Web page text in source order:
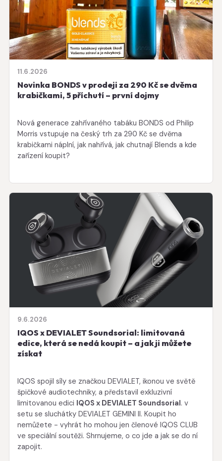
11.6.2026
Novinka BONDS v prodeji za 290 Kč se dvěma
krabičkami, 5 příchutí – první dojmy
Nová generace zahřívaného tabáku BONDS od Philip
Morris vstupuje na český trh za 290 Kč se dvěma
krabičkami náplní, jak nahřívá, jak chutnají Blends a kde
zařízení koupit?
9.6.2026
IQOS x DEVIALET Soundsorial: limitovaná
edice, která se nedá koupit – a jak ji můžete
získat
IQOS spojil síly se značkou DEVIALET, ikonou ve světě
špičkové audiotechniky, a představil exkluzivní
limitovanou edici IQOS x DEVIALET Soundsorial. v
setu se sluchátky DEVIALET GEMINI II. Koupit ho
nemůžete - vyhrát ho mohou jen členové IQOS CLUB
ve speciální soutěži. Shrnujeme, o co jde a jak se do ní
zapojit.